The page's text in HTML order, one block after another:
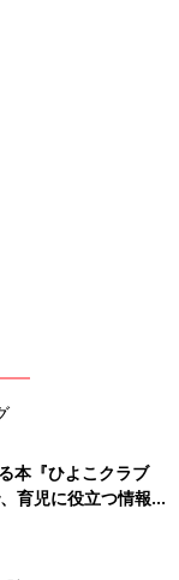
本『ひよこクラブ
育児に役立つ情報が